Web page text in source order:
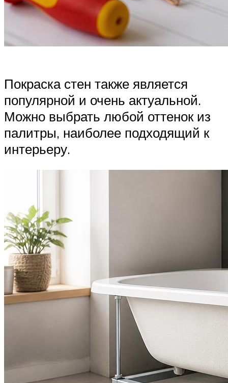
Покраска стен также является
популярной и очень актуальной.
Можно выбрать любой оттенок из
палитры, наиболее подходящий к
интерьеру.